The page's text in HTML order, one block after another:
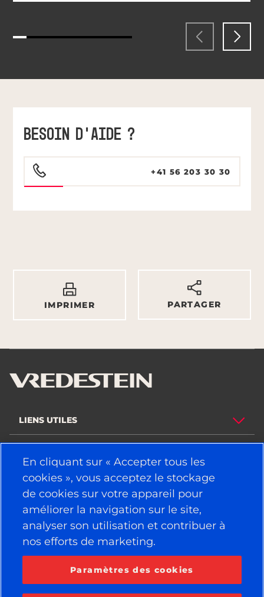
BESOIN D'AIDE ?
+41 56 203 30 30
IMPRIMER PARTAGER
LIENS UTILES
POLITIQUE
SOCIÉTÉ
RESTEZ CONNECTÉ
Facebook
YouTube
En cliquant sur « Accepter tous les
cookies », vous acceptez le stockage
de cookies sur votre appareil pour
améliorer la navigation sur le site,
analyser son utilisation et contribuer à
nos efforts de marketing.
Paramètres des cookies